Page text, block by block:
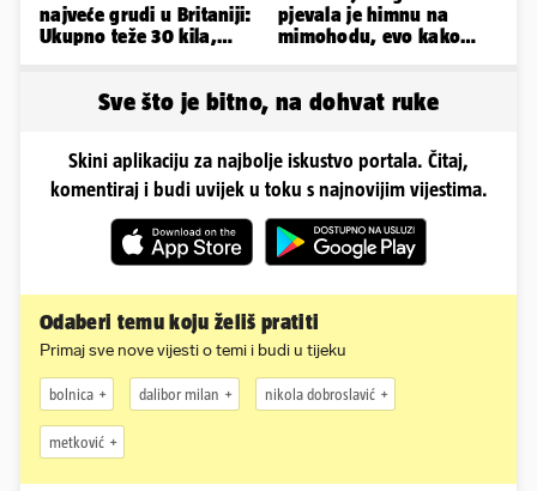
najveće grudi u Britaniji:
Ukupno teže 30 kila,
pjevala je himnu na
mimohodu, evo kako
Sve što je bitno, na dohvat ruke
Skini aplikaciju za najbolje iskustvo portala. Čitaj,
komentiraj i budi uvijek u toku s najnovijim vijestima.
Odaberi temu koju želiš pratiti
Primaj sve nove vijesti o temi i budi u tijeku
bolnica dalibor milan nikola dobroslavić
metković